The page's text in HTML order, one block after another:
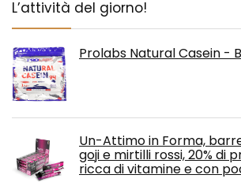
L’attività del giorno!
Prolabs Natural Casein -
Un-Attimo in Forma,
goji e mirtilli rossi, 20% di
ricca di vitamine e con